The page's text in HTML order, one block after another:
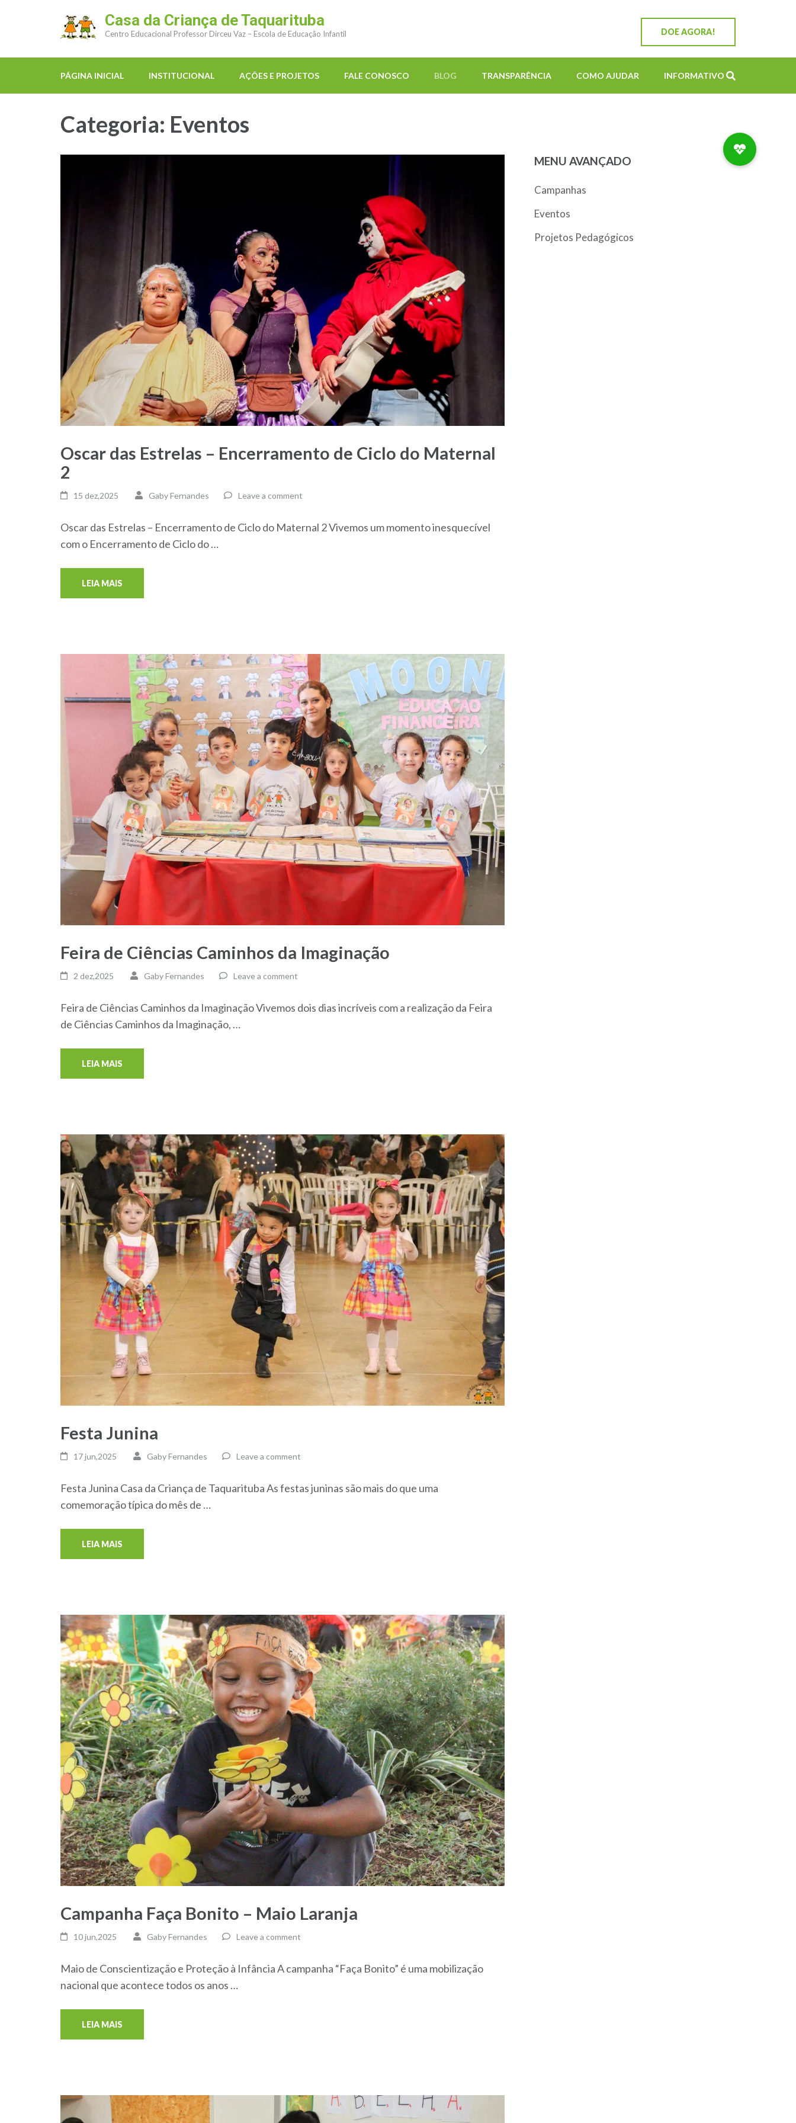
Casa da Criança de Taquarituba
Centro Educacional Professor Dirceu Vaz – Escola de Educação Infantil DOE AGORA!
PÁGINA INICIAL INSTITUCIONAL AÇÕES E PROJETOS FALE CONOSCO BLOG TRANSPARÊNCIA COMO AJUDAR INFORMATIVO
Categoria: Eventos
Oscar das Estrelas – Encerramento de Ciclo do Maternal
2
15 dez,2025 Gaby Fernandes Leave a comment
Oscar das Estrelas – Encerramento de Ciclo do Maternal 2 Vivemos um momento inesquecível
com o Encerramento de Ciclo do …
LEIA MAIS
Feira de Ciências Caminhos da Imaginação
2 dez,2025 Gaby Fernandes Leave a comment
Feira de Ciências Caminhos da Imaginação Vivemos dois dias incríveis com a realização da Feira
de Ciências Caminhos da Imaginação, …
LEIA MAIS
Festa Junina
17 jun,2025 Gaby Fernandes Leave a comment
Festa Junina Casa da Criança de Taquarituba As festas juninas são mais do que uma
comemoração típica do mês de …
LEIA MAIS
Campanha Faça Bonito – Maio Laranja
10 jun,2025 Gaby Fernandes Leave a comment
Maio de Conscientização e Proteção à Infância A campanha “Faça Bonito” é uma mobilização
nacional que acontece todos os anos …
LEIA MAIS
MENU AVANÇADO
Campanhas
Eventos
Projetos Pedagógicos